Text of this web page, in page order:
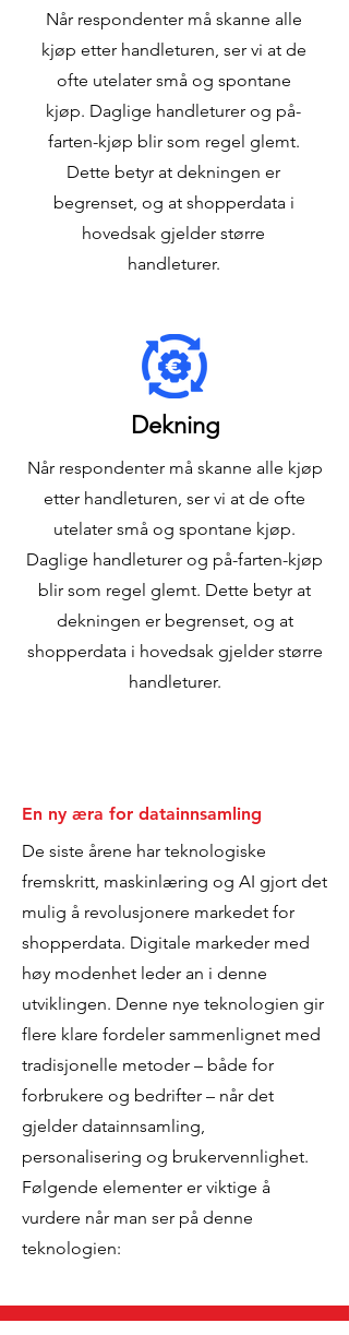
Når respondenter må skanne alle
kjøp etter handleturen, ser vi at de
ofte utelater små og spontane
kjøp. Daglige handleturer og på-
farten-kjøp blir som regel glemt.
Dette betyr at dekningen er
begrenset, og at shopperdata i
hovedsak gjelder større
handleturer.
Dekning
Når respondenter må skanne alle kjøp
etter handleturen, ser vi at de ofte
utelater små og spontane kjøp.
Daglige handleturer og på-farten-kjøp
blir som regel glemt. Dette betyr at
dekningen er begrenset, og at
shopperdata i hovedsak gjelder større
handleturer.
En ny æra for datainnsamling
De siste årene har teknologiske
fremskritt, maskinlæring og AI gjort det
mulig å revolusjonere markedet for
shopperdata. Digitale markeder med
høy modenhet leder an i denne
utviklingen. Denne nye teknologien gir
flere klare fordeler sammenlignet med
tradisjonelle metoder – både for
forbrukere og bedrifter – når det
gjelder datainnsamling,
personalisering og brukervennlighet.
Følgende elementer er viktige å
vurdere når man ser på denne
teknologien: